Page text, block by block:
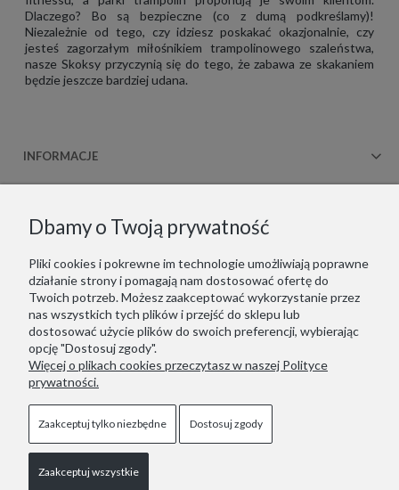
Dlaczego? Bo są bezpieczne (co z dumą podkreślamy)!
Niezależnie od tego, czy idziesz poskakać okazjonalnie, czy
jesteś zagorzałym miłośnikiem trampolinowego szaleństwa,
nasze Skoksy przyczynią się do tego, że zabawa ze skakaniem
będzie jeszcze bardziej udana.
INFORMACJE
KONTAKT
Copyrights © 2021 - ZOOKSY.
Jesteśmy zarejestrowani w niemieckim systemie LUCID
(Verpackungsregister): DE1916650756162
Wir sind im deutschen Verpackungsregister LUCID registriert:
DE1916650756162
Pokaż pełną wersję strony
Dbamy o Twoją prywatność
Pliki cookies i pokrewne im technologie umożliwiają poprawne
działanie strony i pomagają nam dostosować ofertę do
Twoich potrzeb. Możesz zaakceptować wykorzystanie przez
nas wszystkich tych plików i przejść do sklepu lub
dostosować użycie plików do swoich preferencji, wybierając
opcję "Dostosuj zgody".
Więcej o plikach cookies przeczytasz w naszej Polityce
prywatności.
Zaakceptuj tylko niezbędne Dostosuj zgody
Zaakceptuj wszystkie